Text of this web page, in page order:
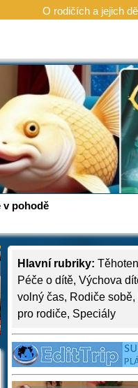
O rodičích a jejich
v pohodě
Hlavní rubriky:
Péče o dítě, Výchova
volný čas, Rodiče sobě,
pro rodiče, Speciály